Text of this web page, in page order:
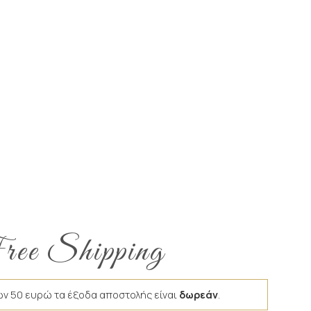
Shipping
50 ευρώ τα έξοδα αποστολής είναι δωρεάν.